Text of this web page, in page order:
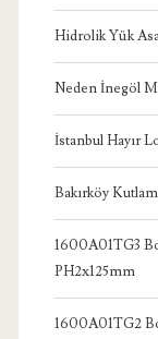
Hidrolik Yük
Neden İnegöl
İstanbul Hayır
Bakırköy
1600A01TG3
PH2x125mm
1600A01TG2